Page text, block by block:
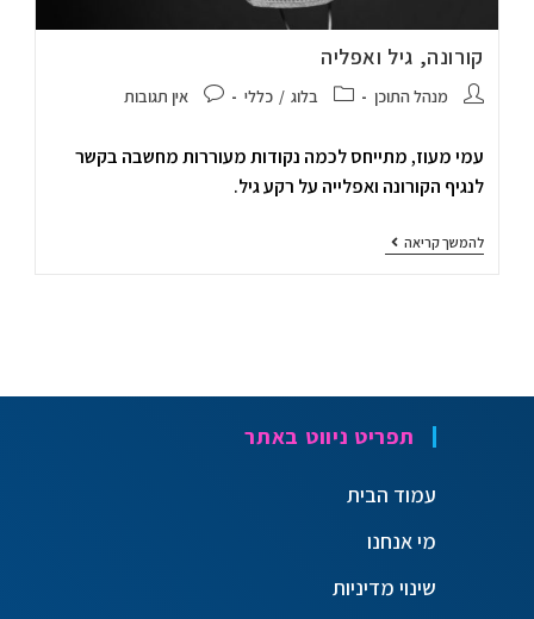
קורונה, גיל ואפליה
מנהל התוכן בלוג / כללי אין תגובות
עמי מעוז, מתייחס לכמה נקודות מעוררות מחשבה בקשר
לנגיף הקורונה ואפלייה על רקע גיל.
להמשך קריאה
תפריט ניווט באתר
עמוד הבית
מי אנחנו
שינוי מדיניות